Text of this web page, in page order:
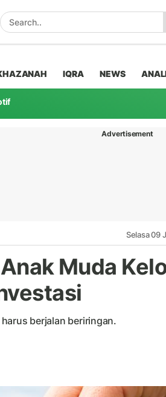
IQRA NEWS
Advertisement
Selasa 09
Muda
berjalan beriringan.